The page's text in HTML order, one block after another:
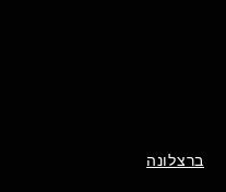
ברצלונה